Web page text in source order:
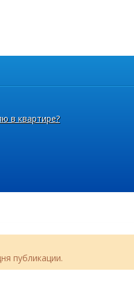
в квартире?
публикации.